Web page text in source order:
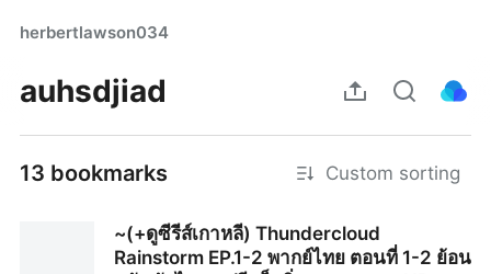
herbertlawson034
auhsdjiad
13 bookmarks Custom sorting
~(+ดูซีรีส์เกาหลี) Thundercloud
Rainstorm EP.1-2 พากย์ไทย ตอนที่ 1-2 ย้อน